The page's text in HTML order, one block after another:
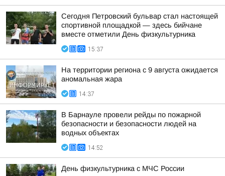
Сегодня Петровский бульвар стал настоящей
спортивной площадкой — здесь бийчане
вместе отметили День физкультурника
15:37
На территории региона с 9 августа ожидается
аномальная жара
14:37
В Барнауле провели рейды по пожарной
безопасности и безопасности людей на
водных объектах
14:52
День физкультурника с МЧС России